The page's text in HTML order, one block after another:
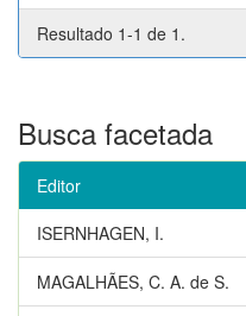
Resultado 1-1 de 1.
Busca facetada
Editor
ISERNHAGEN, I.
MAGALHÃES, C. A. de S.